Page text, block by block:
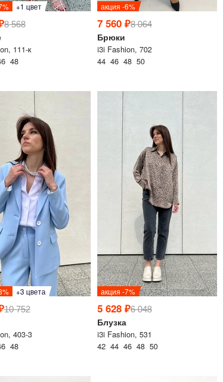
+1 цвет
8 568
111-к
48
акция -6%
7 560 ₽8 064
Брюки
i3i Fashion, 702
44 46 48 50
+3 цвета
10 752
403-3
48
акция -7%
5 628 ₽6 048
Блузка
i3i Fashion, 531
42 44 46 48 50